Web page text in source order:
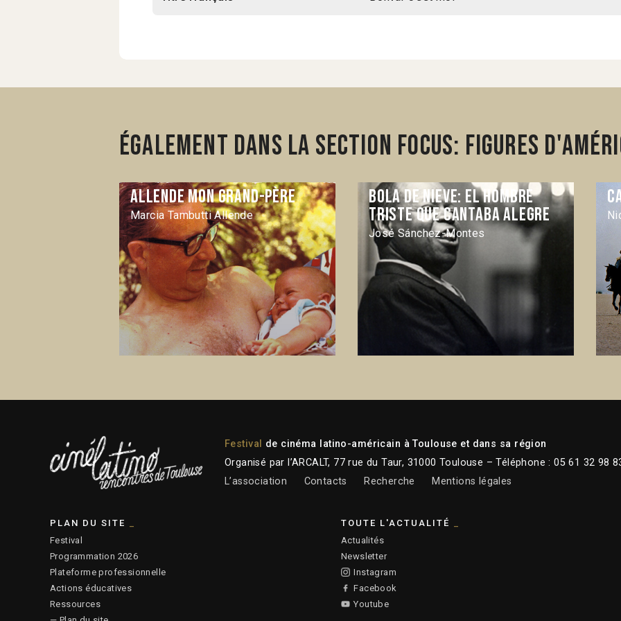
Également dans la section Focus: Figures
Allende mon grand-père
Marcia Tambutti Allende
Bola de Nieve: el hombre
triste que cantaba alegre
José Sánchez-Montes
Festival
de cinéma latino-américain à Toulouse et dans sa région
Organisé par l’ARCALT, 77 rue du Taur, 31000 Toulouse – Téléphone : 05 61 32 98
L’association
Contacts Recherche Mentions légales
PLAN DU SITE
Festival
Programmation 2026
Plateforme professionnelle
Actions éducatives
Ressources
TOUTE L'ACTUALITÉ
Actualités
Newsletter
Instagram
Facebook
Youtube